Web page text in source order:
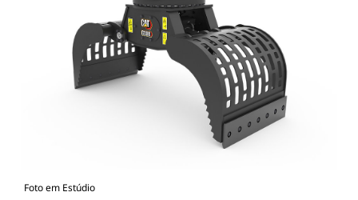
Foto em Estúdio